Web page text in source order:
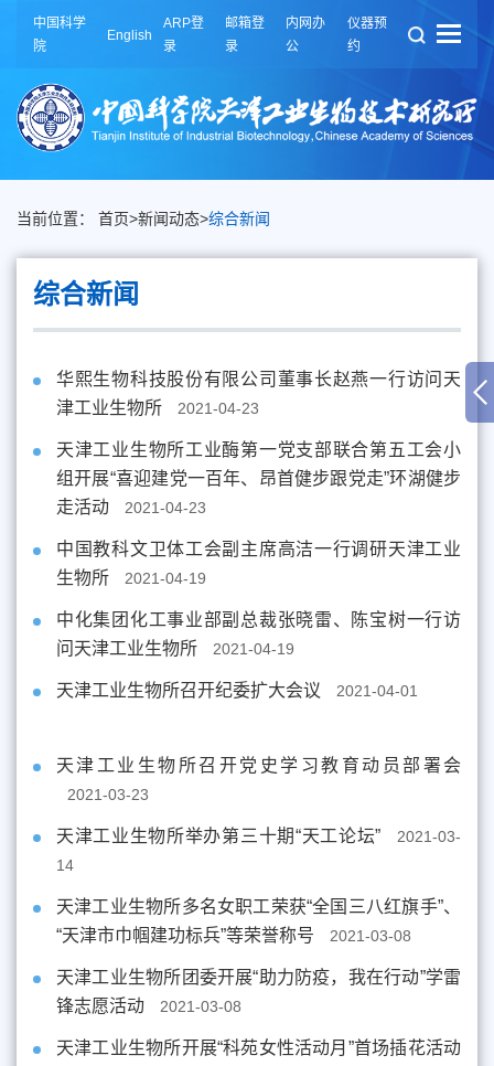
中国科学
院
English
ARP登
录
邮箱登
录
内网办
公
仪器预
约
当前位置： 首页>新闻动态>综合新闻
综合新闻
华熙生物科技股份有限公司董事长赵燕一行访问天
津工业生物所
2021-04-23
天津工业生物所工业酶第一党支部联合第五工会小
组开展“喜迎建党一百年、昂首健步跟党走”环湖健步
走活动
2021-04-23
中国教科文卫体工会副主席高洁一行调研天津工业
生物所
2021-04-19
中化集团化工事业部副总裁张晓雷、陈宝树一行访
问天津工业生物所
2021-04-19
天津工业生物所召开纪委扩大会议 2021-04-01
天津工业生物所召开党史学习教育动员部署会
2021-03-23
天津工业生物所举办第三十期“天工论坛”
2021-03-
14
天津工业生物所多名女职工荣获“全国三八红旗手”、
“天津市巾帼建功标兵”等荣誉称号
2021-03-08
天津工业生物所团委开展“助力防疫，我在行动”学雷
锋志愿活动
2021-03-08
天津工业生物所开展“科苑女性活动月”首场插花活动